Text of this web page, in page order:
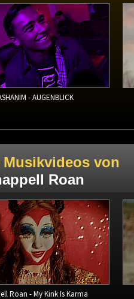
- AUGENBLICK
Musikvideos von
Roan
Roan - My Kink Is Karma